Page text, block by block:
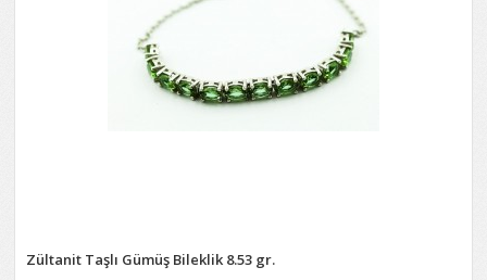
Zültanit Taşlı Gümüş Bileklik 8.53 gr.